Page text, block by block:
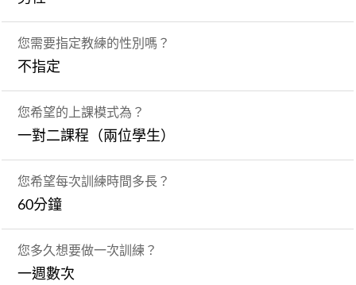
您需要指定教練的性別嗎？
不指定
您希望的上課模式為？
一對二課程（兩位學生）
您希望每次訓練時間多長？
60分鐘
您多久想要做一次訓練？
一週數次